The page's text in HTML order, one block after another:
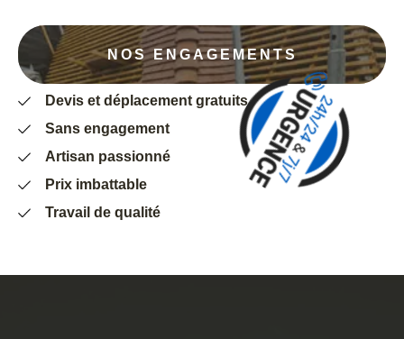
NOS ENGAGEMENTS
Devis et déplacement gratuits
Sans engagement
Artisan passionné
Prix imbattable
Travail de qualité